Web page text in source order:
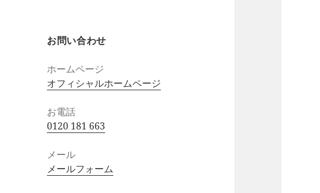
お問い合わせ
ホームページ
オフィシャルホームページ
お電話
0120 181 663
メール
メールフォーム